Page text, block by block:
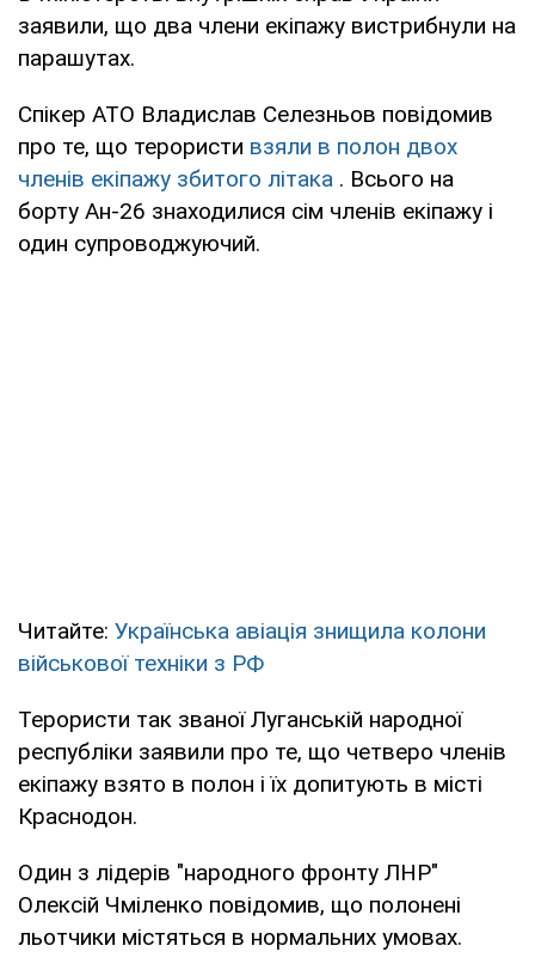
заявили, що два члени екіпажу вистрибнули на
парашутах.
Спікер АТО Владислав Селезньов повідомив
про те, що терористи взяли в полон двох
членів екіпажу збитого літака . Всього на
борту Ан-26 знаходилися сім членів екіпажу і
один супроводжуючий.
Читайте: Українська авіація знищила колони
військової техніки з РФ
Терористи так званої Луганській народної
республіки заявили про те, що четверо членів
екіпажу взято в полон і їх допитують в місті
Краснодон.
Один з лідерів "народного фронту ЛНР"
Олексій Чміленко повідомив, що полонені
льотчики містяться в нормальних умовах.